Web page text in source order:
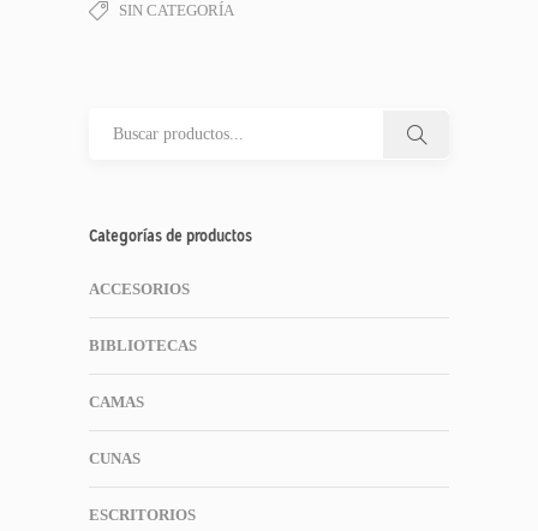
SIN CATEGORÍA
Categorías de productos
ACCESORIOS
BIBLIOTECAS
CAMAS
CUNAS
ESCRITORIOS